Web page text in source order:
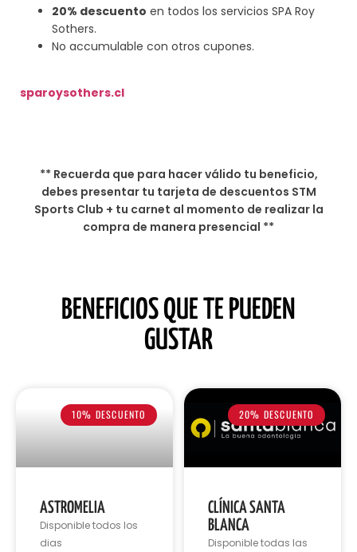
20% descuento en todos los servicios SPA Roy
Sothers.
No accumulable con otros cupones.
sparoysothers.cl
** Recuerda que para hacer válido tu beneficio,
debes presentar tu tarjeta de descuentos STM
Sports Club + tu carnet al momento de realizar la
compra de manera presencial **
BENEFICIOS QUE TE PUEDEN
GUSTAR
10% DESCUENTO
ASTROMELIA
Disponible todos los
dias
20% DESCUENTO
CLÍNICA SANTA
BLANCA
Disponible todas las